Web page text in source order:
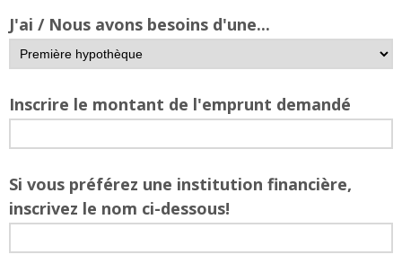
J'ai / Nous avons besoins d'une...
Inscrire le montant de l'emprunt demandé
Si vous préférez une institution financière,
inscrivez le nom ci-dessous!